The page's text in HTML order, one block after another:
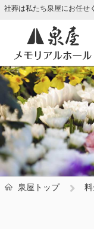
社葬は私たち泉屋にお任せ
泉屋トップ